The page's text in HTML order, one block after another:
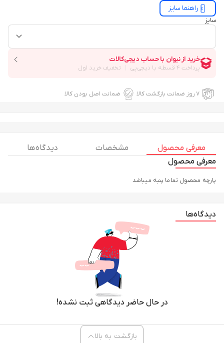
راهنما سایز
سایز
۷ روز ضمانت بازگشت کالا ضمانت اصل بودن کالا
معرفی محصول مشخصات
دیدگاه ها
معرفی محصول
پارچه محصول تماما پنبه میباشد
دیدگاه‌ها
در حال حاضر دیدگاهی ثبت نشده!
بازگشت به بالا